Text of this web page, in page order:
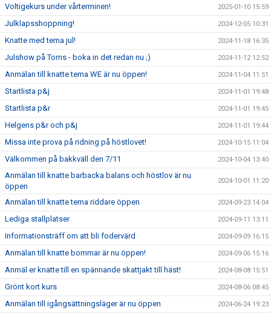
Voltigekurs under vårterminen! 2025-01-10 15:59
Julklapsshoppning! 2024-12-05 10:31
Knatte med tema jul! 2024-11-18 16:35
Julshow på Torns - boka in det redan nu ;) 2024-11-12 12:52
Anmälan till knatte tema WE är nu öppen! 2024-11-04 11:51
Startlista p&j 2024-11-01 19:48
Startlista p&r 2024-11-01 19:45
Helgens p&r och p&j 2024-11-01 19:44
Missa inte prova på ridning på höstlovet! 2024-10-15 11:04
Välkommen på bakkväll den 7/11 2024-10-04 13:40
Anmälan till knatte barbacka balans och höstlov är nu
öppen
2024-10-01 11:20
Anmälan till knatte tema riddare öppen 2024-09-23 14:04
Lediga stallplatser 2024-09-11 13:11
Informationsträff om att bli fodervärd 2024-09-09 16:15
Anmälan till knatte bommar är nu öppen! 2024-09-06 15:16
Anmäl er knatte till en spännande skattjakt till häst! 2024-08-08 15:51
Grönt kort kurs 2024-08-06 08:45
Anmälan till igångsättningsläger är nu öppen 2024-06-24 19:23